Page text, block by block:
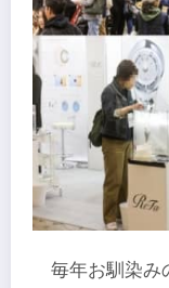
毎年お馴染み